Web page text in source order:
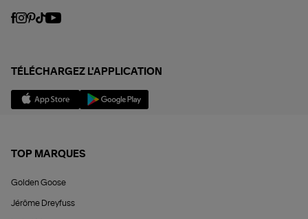
TÉLÉCHARGEZ L'APPLICATION
TOP MARQUES
Golden Goose
Jérôme Dreyfuss